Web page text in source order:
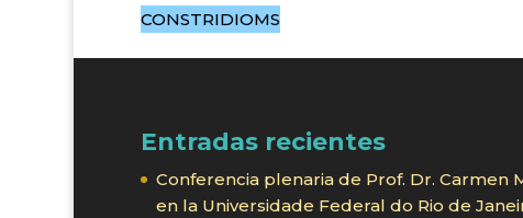
CONSTRIDIOMS
Entradas recientes
Conferencia plenaria de Prof. Dr. Carmen
en la Universidade Federal do Rio de